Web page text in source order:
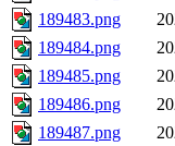
189483.png
189484.png
189485.png
189486.png
189487.png